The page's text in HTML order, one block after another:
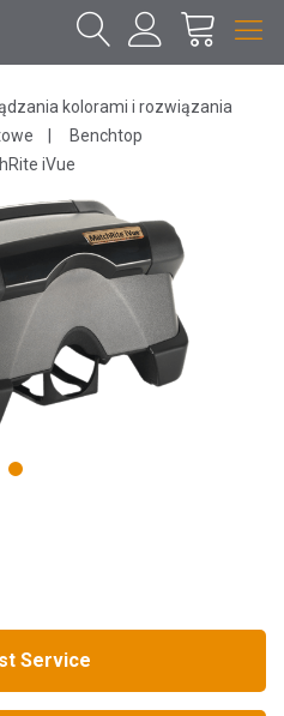
kolorami i rozwiązania
Benchtop
iVue
1
Service